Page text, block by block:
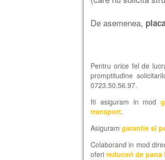
De asemenea,
Pentru orice fel de
promptitudine
0723.50.56.97.
Iti asiguram in mod
transport.
Asiguram garantie si
Colaborand in mod
oferi reduceri de pana